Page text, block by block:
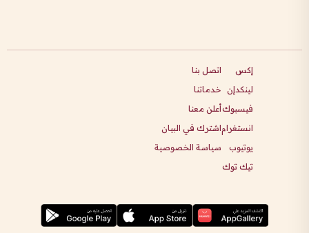
إكس
لينكدإن
فيسبوك
انستغرام
يوتيوب
تيك توك
اتصل بنا
خدماتنا
أعلن معنا
اشترك في البيان
سياسة الخصوصية